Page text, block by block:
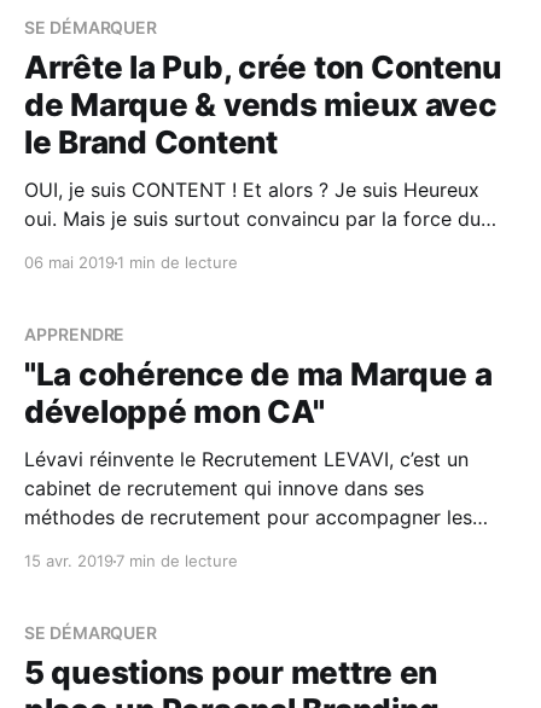
SE DÉMARQUER
Arrête la Pub, crée ton Contenu
de Marque & vends mieux avec
le Brand Content
OUI, je suis CONTENT ! Et alors ? Je suis Heureux
oui. Mais je suis surtout convaincu par la force du
Content
06 mai 2019 1 min de lecture
APPRENDRE
"La cohérence de ma Marque a
développé mon CA"
Lévavi réinvente le Recrutement LEVAVI, c’est un
cabinet de recrutement qui innove dans ses
méthodes de recrutement pour accompagner les
est simple : mettre en lien les bonnes
15 avr. 2019 7 min de lecture
SE DÉMARQUER
5 questions pour mettre en